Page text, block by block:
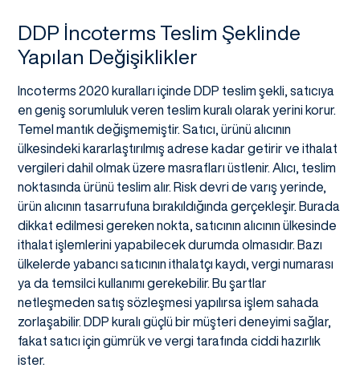
DDP İncoterms Teslim Şeklinde
Yapılan Değişiklikler
Incoterms 2020 kuralları içinde DDP teslim şekli, satıcıya
en geniş sorumluluk veren teslim kuralı olarak yerini korur.
Temel mantık değişmemiştir. Satıcı, ürünü alıcının
ülkesindeki kararlaştırılmış adrese kadar getirir ve ithalat
vergileri dahil olmak üzere masrafları üstlenir. Alıcı, teslim
noktasında ürünü teslim alır. Risk devri de varış yerinde,
ürün alıcının tasarrufuna bırakıldığında gerçekleşir. Burada
dikkat edilmesi gereken nokta, satıcının alıcının ülkesinde
ithalat işlemlerini yapabilecek durumda olmasıdır. Bazı
ülkelerde yabancı satıcının ithalatçı kaydı, vergi numarası
ya da temsilci kullanımı gerekebilir. Bu şartlar
netleşmeden satış sözleşmesi yapılırsa işlem sahada
zorlaşabilir. DDP kuralı güçlü bir müşteri deneyimi sağlar,
fakat satıcı için gümrük ve vergi tarafında ciddi hazırlık
ister.